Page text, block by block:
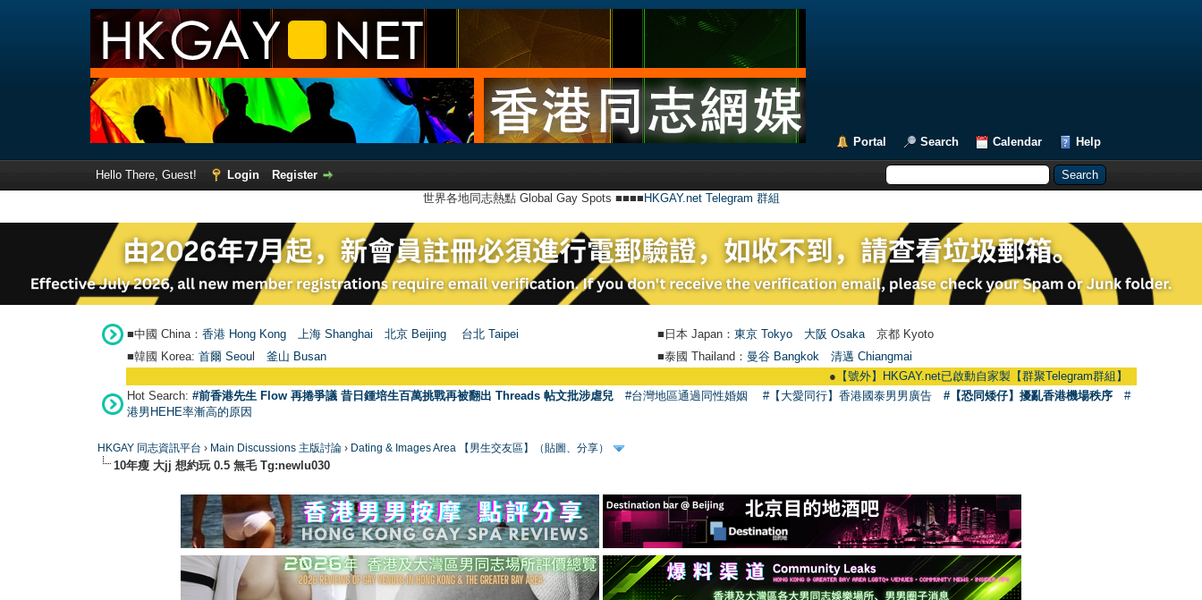
Portal Search Calendar Help
Hello There, Guest! Login
Register
世界各地同志熱點 Global Gay Spots ■■■■ HKGAY.net Telegram 群組
■中國 China： 香港 Hong Kong 上海 Shanghai 北京 Beijing 台北 Taipei ■日本 Japan： 東京 Tokyo 大阪 Osaka 京都 Kyoto
■韓國 Korea: 首爾 Seou 釜山 Busan ■泰國 Thailand： 曼谷 Bangkok
清邁 Chiangmai
【號外】HKGAY.net已啟動自家製【群聚Telegram群組】 HKGAY.net has
Hot Search: #前香港先生 Flow 再捲爭議 昔日鍾培生百萬挑戰再被翻出 Threads 帖文批涉虐兒 #台灣地區通過同性婚姻 #【大愛同行】香港國泰男男廣告 #【恐同矮仔】擾亂香港機場秩序
#
港男HEHE率漸高的原因
HKGAY 同志資訊平台 › Main Discussions 主版討論 › Dating & Images Area 【男生交友區】（貼圖、分享）
10年瘦 大jj 想約玩 0.5 無毛 Tg:newlu030